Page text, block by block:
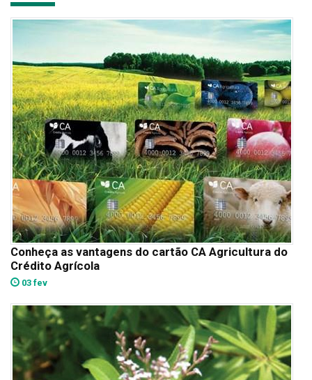
Conheça as vantagens do cartão CA Agricultura do
Crédito Agrícola
03 fev